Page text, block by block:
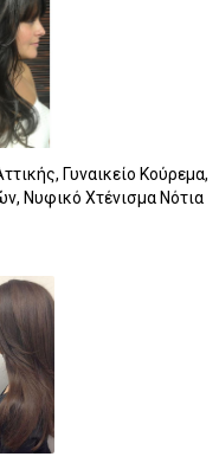
Γυναικείο Κούρεμα,
Νυφικό Χτένισμα Νότια